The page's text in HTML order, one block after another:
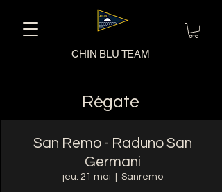
CHIN BLU TEAM
Régate
San Remo - Raduno San
Germani
jeu. 21 mai Sanremo